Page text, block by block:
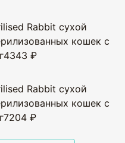
Rabbit сухой
кошек с
4343 ₽
Rabbit сухой
кошек с
7204 ₽